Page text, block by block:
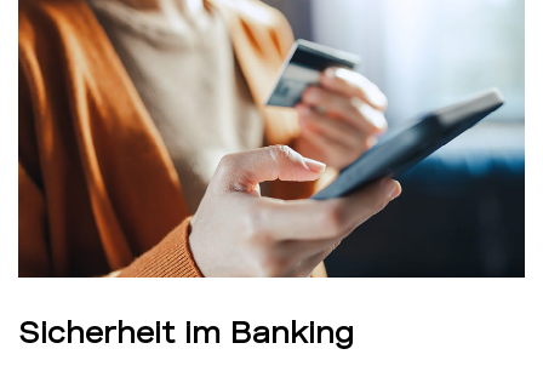
Sicherheit im Banking